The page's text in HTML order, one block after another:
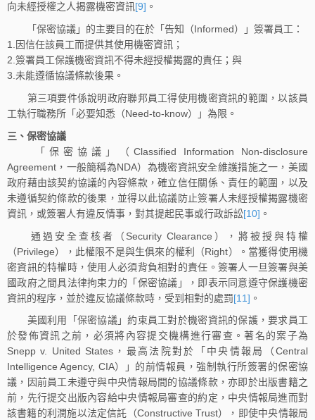
向未經授權之人揭露機密資訊[9] 。
「保密協議」的主要目的在於「告知（Informed）」簽署員工：
1.因信任該員工而提供其使用機密資訊；
2.簽署員工保護機密資訊不得未經授權揭露的責任；與
3.未能遵循協議條款後果。
第三項要件係說明政府聯邦員工得使用機密資訊的範圍，以該員
工執行職務所「必要知悉（Need-to-know）」為限。
三、保密協議
「保密協議」（Classified Information Non-disclosure
Agreement，一般簡稱為NDA）為機密資訊安全維護措施之一，美國
政府藉由該契約協議的內容條款，確立信任關係、責任的範圍，以及
未遵循契約條款的後果，並得以此協議防止簽署人未經授權揭露機密
資訊，或簽署人有違反情事，對其提起民事或行政訴訟[10] 。
通過安全查核者（Security Clearance），將被授與特權
（Privilege），此權限不是與生俱來的權利（Right）。當獲得使用機
密資訊的特權時，使用人必須背負相對的責任。簽署人一旦簽署與美
國政府之間具法律拘束力的「保密協議」，即表示同意遵守保護機密
資訊的程序，並於違反協議條款時，受到相對的處罰[11] 。
美國利用「保密協議」約束員工對於機密資訊的保護，要求員工
於發佈資訊之前，必須將內容提交機構進行審查。著名的案子為
Snepp v. United States，最高法院對於「中央情報局（Central
Intelligence Agency, CIA）」的前情報員，強制執行所簽署的保密協
議，因前員工未遵守與中央情報局間的協議條款，亦即於出版書籍之
前，先行提交出版內容給中央情報局審查的約定，中央情報局進而對
該書籍的利潤施以法定信託（Constructive Trust），即使中央情報局